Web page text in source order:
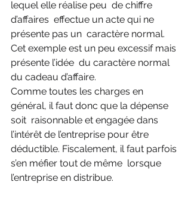
lequel elle réalise peu  de chiffre
d’affaires  effectue un acte qui ne
présente pas un  caractère normal.
Cet exemple est un peu excessif mais
présente l’idée  du caractère normal
du cadeau d’affaire.
Comme toutes les charges en
général, il faut donc que la dépense
soit  raisonnable et engagée dans
l’intérêt de l’entreprise pour être
déductible. Fiscalement, il faut parfois
s’en méfier tout de même  lorsque
l’entreprise en distribue.